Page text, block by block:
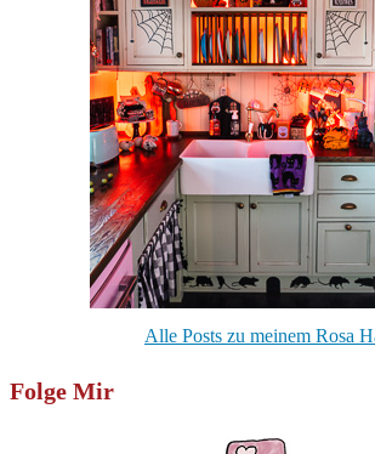
Alle Posts zu meinem Rosa
Folge Mir